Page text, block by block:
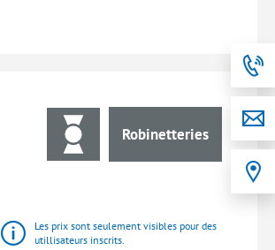
Robinetteries
Les prix sont seulement visibles pour des
utillisateurs inscrits.